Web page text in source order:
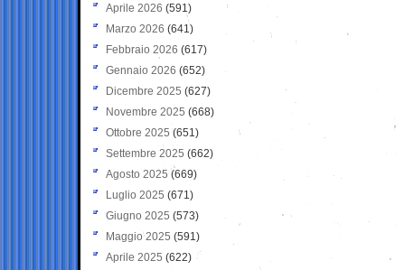
Aprile 2026 (591)
Marzo 2026 (641)
Febbraio 2026 (617)
Gennaio 2026 (652)
Dicembre 2025 (627)
Novembre 2025 (668)
Ottobre 2025 (651)
Settembre 2025 (662)
Agosto 2025 (669)
Luglio 2025 (671)
Giugno 2025 (573)
Maggio 2025 (591)
Aprile 2025 (622)